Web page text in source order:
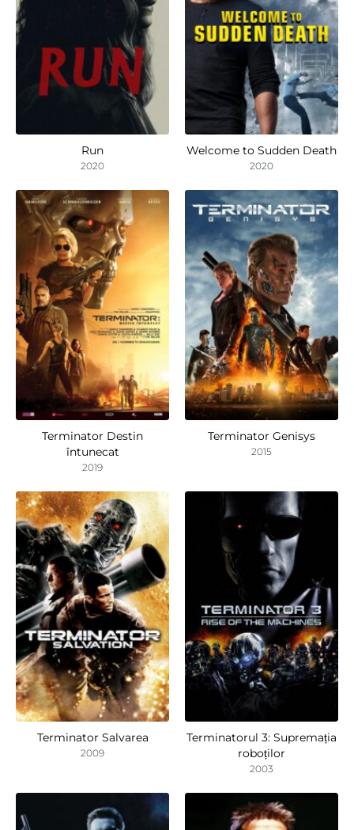
Run
2020
Welcome to Sudden Death
2020
Terminator Destin
întunecat
2019
Terminator Genisys
2015
Terminator Salvarea
2009
Terminatorul 3: Supremația
roboților
2003